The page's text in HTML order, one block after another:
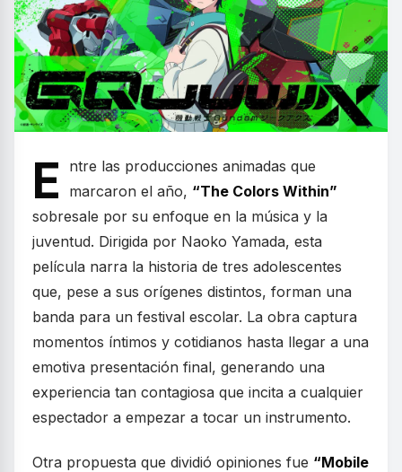
E
ntre las producciones animadas que
marcaron el año, “The Colors Within”
sobresale por su enfoque en la música y la
juventud. Dirigida por Naoko Yamada, esta
película narra la historia de tres adolescentes
que, pese a sus orígenes distintos, forman una
banda para un festival escolar. La obra captura
momentos íntimos y cotidianos hasta llegar a una
emotiva presentación final, generando una
experiencia tan contagiosa que incita a cualquier
espectador a empezar a tocar un instrumento.
Otra propuesta que dividió opiniones fue “Mobile